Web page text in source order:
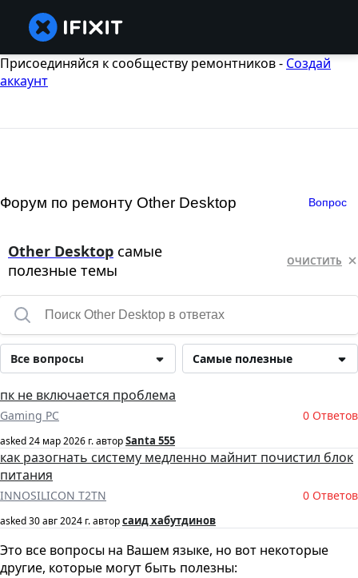
Присоединяйся к сообществу ремонтников - Создай
аккаунт
Форум по ремонту Other Desktop Вопрос
Other Desktop самые
полезные темы
ОЧИСТИТЬ
Самые полезные
Все вопросы
пк не включается проблема
Gaming PC 0 Ответов
asked24 мар 2026 г.авторSanta 555
как разогнать систему медленно майнит почистил блок
питания
INNOSILICON T2TN 0 Ответов
asked30 авг 2024 г.авторсаид хабутдинов
Это все вопросы на Вашем языке, но вот некоторые
другие, которые могут быть полезны: